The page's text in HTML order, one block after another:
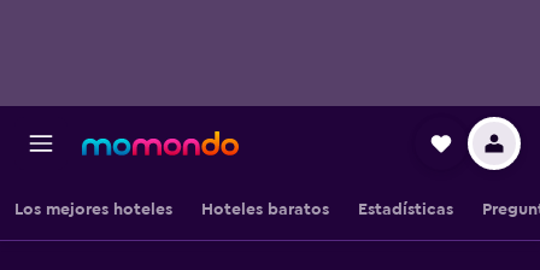
Los mejores hoteles Hoteles baratos Estadísticas